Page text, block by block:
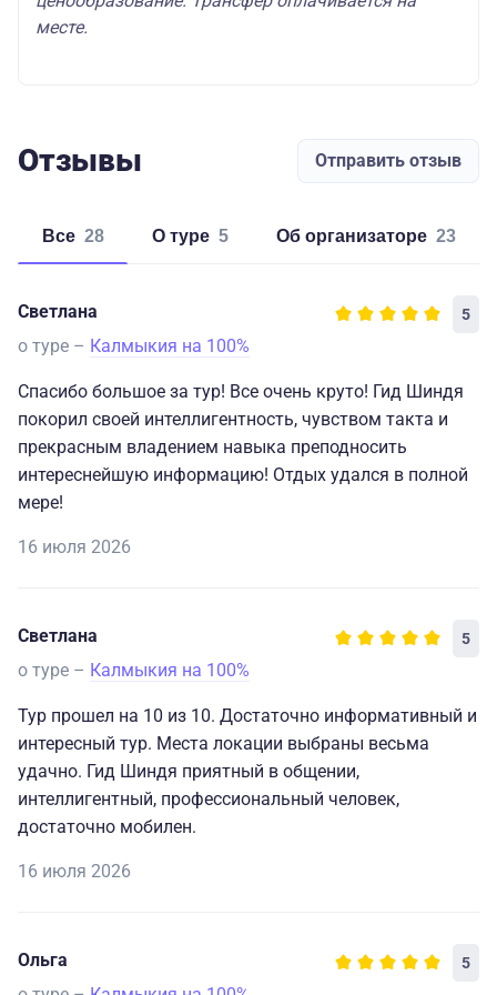
месте.
Отзывы Отправить отзыв
Все 28 о туре 5 об организаторе 23
Светлана 5
о туре – Калмыкия на 100%
Спасибо большое за тур! Все очень круто! Гид Шиндя
покорил своей интеллигентность, чувством такта и
прекрасным владением навыка преподносить
интереснейшую информацию! Отдых удался в полной
мере!
16 июля 2026
Светлана 5
о туре – Калмыкия на 100%
Тур прошел на 10 из 10. Достаточно информативный и
интересный тур. Места локации выбраны весьма
удачно. Гид Шиндя приятный в общении,
интеллигентный, профессиональный человек,
достаточно мобилен.
16 июля 2026
Ольга 5